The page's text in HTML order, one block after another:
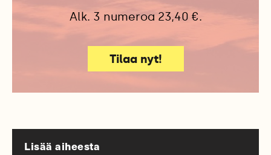
Alk. 3 numeroa 23,40 €.
Tilaa nyt!
Lisää aiheesta